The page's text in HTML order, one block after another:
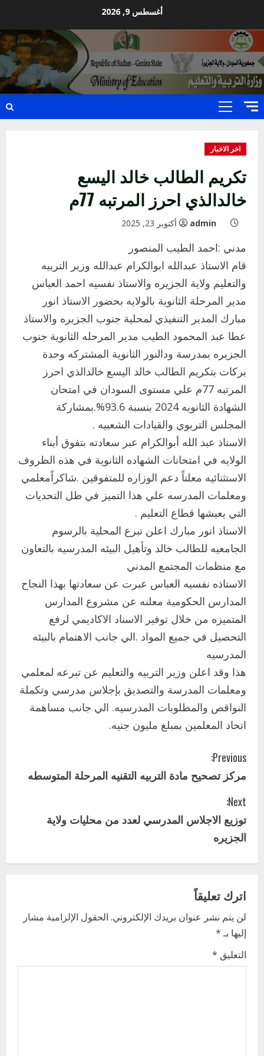
content
أغسطس 9, 2026
Primary
اخر الاخبار
تكريم الطالب خالد اليسع
خالدالذي احرز المرتبه 77م
admin أكتوبر 23, 2025
مدني :احمد الطيب المنصور
قام الاستاذ عبدالله ابوالكرام عبدالله وزير التربيه
والتعليم ولاية الجزيره والاستاذ نفسيه احمد العباس
مدير المرحلة الثانوية بالولايه بحضور الاستاذ انور
مبارك المدير التنفيذي لمحلية جنوب الجزيره والاستاذ
عطا عبد المحمود الطيب مدير المرحله الثانوية جنوب
الجزيره بمدرسة ودالنور الثانوية المشتركه وحدة
بركات بتكريم الطالب خالد اليسع خالدالذي احرز
المرتبه 77م علي مستوى السودان في امتحان
الشهادة الثانويه 2024 بنسبة 93.6%.بمشاركة
المجلس التربوي والقيادات الشعبيه .
الاستاذ عبد الله أبوالكرام عبر سعادته بتفوق أبناء
الولايه في امتحانات الشهاده الثانوية في هذه الظروف
الاستثنائيه معلناً دعم الوزاره للمتفوقين .شاكراًمعلمي
ومعلمات المدرسه علي هذا التميز في ظل التحديات
التي يعيشها قطاع التعليم .
الاستاذ انور مبارك اعلن تبرع المحلية بالرسوم
الجامعيه للطالب خالد وتأهيل البيئه المدرسيه بالتعاون
مع منظمات المجتمع المدني
الاستاذه نفسيه العباس عبرت عن سعادتها بهذا النجاح
المدارس الحكومية معلنه عن مشروع المدارس
المتميزه من خلال توفير الاسناد الاكاديمي لرفع
التحصيل في جميع المواد .الي جانب الاهتمام بالبيئه
المدرسيه
هذا وقد اعلن وزير التربيه والتعليم عن تبرعه لمعلمي
ومعلمات المدرسة والتصديق بإجلاس مدرسي وتكملة
النواقص والمطلوبات المدرسيه. الي جانب مساهمة
اتحاد المعلمين بمبلغ مليون جنيه.
C
o
n
t
i
n
u
e
R
Previous:
مركز تصحيح مادة التربيه التقنيه المرحلة المتوسطه
Next:
توزيع الاجلاس المدرسي لعدد من محليات ولاية
الجزيره
اترك تعليقاً
لن يتم نشر عنوان بريدك الإلكتروني. الحقول الإلزامية مشار
إليها بـ*
التعليق *